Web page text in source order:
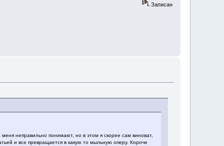
Записан
неправильно понимают, но в этом я скорее сам виноват,
и все превращается в какую то мыльную оперу. Короче